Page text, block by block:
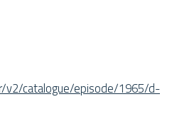
v2/catalogue/episode/1965/d-